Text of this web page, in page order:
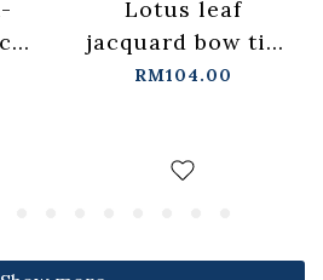
Lotus leaf
jacquard bow tie
spaghetti strap
in stock+pre-order
RM104.00